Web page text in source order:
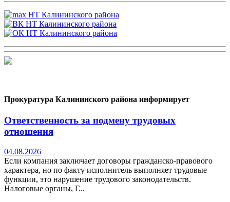
Прокуратура Калининского района информирует
Ответственность за подмену трудовых
отношения
04.08.2026
Если компания заключает договоры гражданско-правового
характера, но по факту исполнитель выполняет трудовые
функции, это нарушение трудового законодательств.
Налоговые органы, Г...